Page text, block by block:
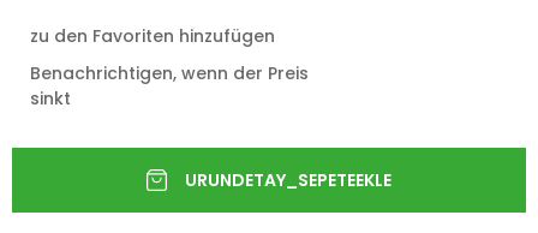
zu den Favoriten hinzufügen
Benachrichtigen, wenn der Preis
sinkt